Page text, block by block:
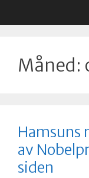
Måned:
Hamsuns
av
siden